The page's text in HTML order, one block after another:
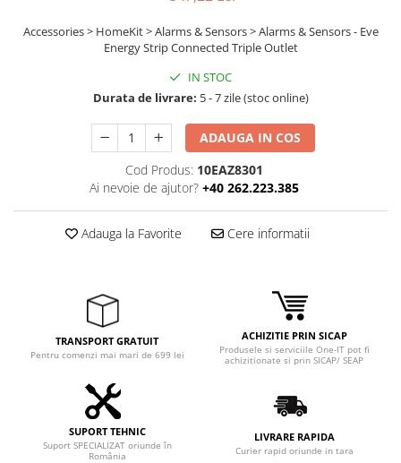
Accessories > HomeKit > Alarms & Sensors > Alarms & Sensors - Eve
Energy Strip Connected Triple Outlet
IN STOC
Durata de livrare: 5 - 7 zile (stoc online)
ADAUGA IN COS
Cod Produs: 10EAZ8301
Ai nevoie de ajutor? +40 262.223.385
Adauga la Favorite Cere informatii
TRANSPORT GRATUIT
Pentru comenzi mai mari de 699 lei
ACHIZITIE PRIN SICAP
Produsele si serviciile One-IT pot fi
achizitionate si prin SICAP/ SEAP
SUPORT TEHNIC
Suport SPECIALIZAT oriunde în
România
LIVRARE RAPIDA
Curier rapid oriunde in tara